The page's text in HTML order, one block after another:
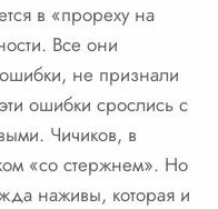
в «прореху на
Все они
не признали
ошибки срослись с
Чичиков, в
«со стержнем». Но
наживы, которая и